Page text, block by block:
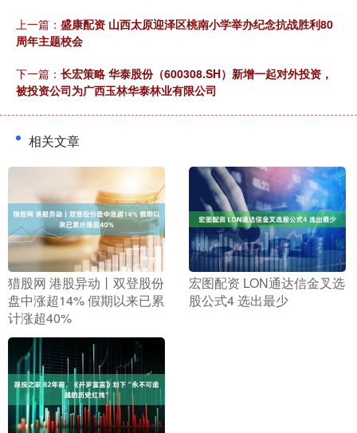
上一篇： 盛康配资 山西太原迎泽区桃南小学举办纪念抗战胜利80
周年主题校会
下一篇： 长宏策略 华泰股份（600308.SH）新增一起对外投资，
被投资公司为广西玉林华泰林业有限公司
相关文章
​猎股网 港股异动丨双登股份
盘中涨超14% 假期以来已累
计涨超40%
​宏图配资 LON通达信金叉选
股公式4 选出最少